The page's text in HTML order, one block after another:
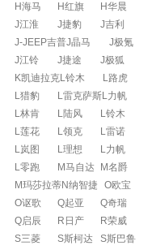
H海马
H红旗
H华晨
J江淮
J捷豹
J吉利
J-JEEP吉普J晶马
J极氪
J江铃
J捷途
J极狐
K凯迪拉克L铃木
L路虎
L猎豹
L雷克萨斯L力帆
L林肯
L陆风
L铃木
L莲花
L领克
L雷诺
L岚图
L理想
L力帆
L零跑
M马自达
M名爵
M玛莎拉蒂N纳智捷
O欧宝
O讴歌
Q起亚
Q奇瑞
Q启辰
R日产
R荣威
S三菱
S斯柯达
S斯巴鲁